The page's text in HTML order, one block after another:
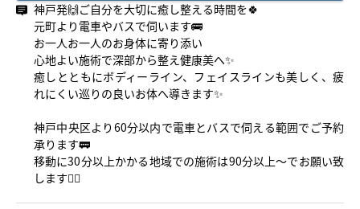
神戸発🙌ご自分を大切に癒し整える時間を🍀
元町より電車やバスで伺います🚌
お一人お一人のお身体に寄り添い
心地よい施術で深部から整え健康美へ✨
癒しとともにボディーライン、フェイスラインも美しく、疲
れにくい巡りの良いお体へ導きます✨
神戸中央区より60分以内で電車とバスで伺える範囲でご予約
承ります🚃
移動に30分以上かかる地域での施術は90分以上〜でお願い致
します🙇‍♀️